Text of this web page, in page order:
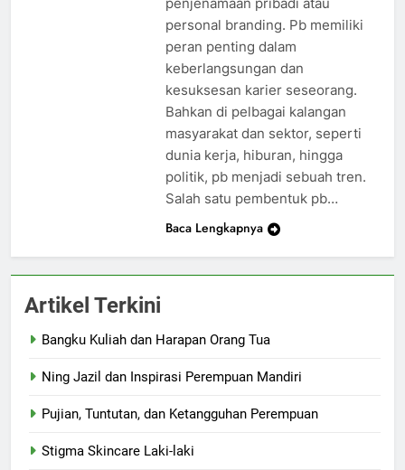
personal branding. Pb memiliki
peran penting dalam
keberlangsungan dan
kesuksesan karier seseorang.
Bahkan di pelbagai kalangan
masyarakat dan sektor, seperti
dunia kerja, hiburan, hingga
politik, pb menjadi sebuah tren.
Salah satu pembentuk pb…
Baca Lengkapnya
Artikel Terkini
Bangku Kuliah dan Harapan Orang Tua
Ning Jazil dan Inspirasi Perempuan Mandiri
Pujian, Tuntutan, dan Ketangguhan Perempuan
Stigma Skincare Laki-laki